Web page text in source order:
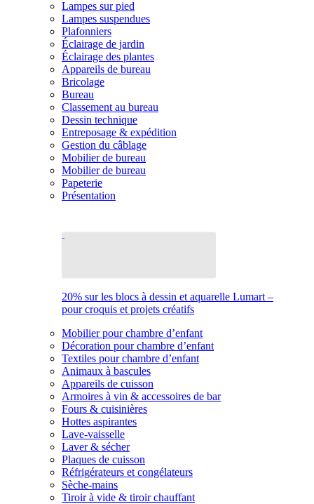
Lampes sur pied
Lampes suspendues
Plafonniers
Éclairage de jardin
Éclairage des plantes
Appareils de bureau
Bricolage
Bureau
Classement au bureau
Dessin technique
Entreposage & expédition
Gestion du câblage
Mobilier de bureau
Mobilier de bureau
Papeterie
Présentation
20% sur les blocs à dessin et aquarelle Lumart –
pour croquis et projets créatifs
Mobilier pour chambre d’enfant
Décoration pour chambre d’enfant
Textiles pour chambre d’enfant
Animaux à bascules
Appareils de cuisson
Armoires à vin & accessoires de bar
Fours & cuisinières
Hottes aspirantes
Lave-vaisselle
Laver & sécher
Plaques de cuisson
Réfrigérateurs et congélateurs
Sèche-mains
Tiroir à vide & tiroir chauffant